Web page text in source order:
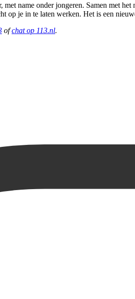
name onder jongeren. Samen met het
je in te laten werken. Het is een
ofchat op 113.nl.